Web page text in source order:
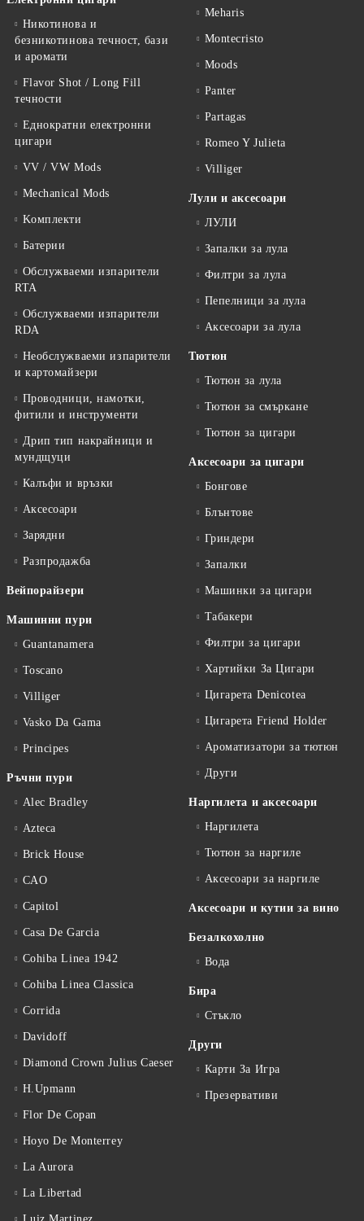
Никотинова и
безникотинова течност, бази
и аромати
Flavor Shot / Long Fill
течности
Еднократни електронни
цигари
VV / VW Mods
Mechanical Mods
Kомплекти
Батерии
Обслужваеми изпарители
RTA
Обслужваеми изпарители
RDA
Необслужваеми изпарители
и картомайзери
Проводници, намотки,
фитили и инструменти
Дрип тип накрайници и
мундщуци
Калъфи и връзки
Аксесоари
Зарядни
Разпродажба
Вейпорайзери
Машинни пури
Guantanamera
Toscano
Villiger
Vasko Da Gama
Principes
Ръчни пури
Alec Bradley
Azteca
Brick House
CAO
Capitol
Casa De Garcia
Cohiba Linea 1942
Cohiba Linea Classica
Corrida
Davidoff
Diamond Crown Julius Caeser
H.Upmann
Flor De Copan
Hoyo De Monterrey
La Aurora
La Libertad
Meharis
Montecristo
Moods
Panter
Partagas
Romeo Y Julieta
Villiger
Лули и аксесоари
ЛУЛИ
Запалки за лула
Филтри за лула
Пепелници за лула
Аксесоари за лула
Тютюн
Тютюн за лула
Тютюн за смъркане
Тютюн за цигари
Аксесоари за цигари
Бонгове
Блънтове
Гриндери
Запалки
Машинки за цигари
Табакери
Филтри за цигари
Хартийки За Цигари
Цигарета Denicotea
Цигарета Friend Holder
Ароматизатори за тютюн
Други
Наргилета и аксесоари
Наргилета
Тютюн за наргиле
Аксесоари за наргиле
Аксесоари и кутии за вино
Безалкохолно
Вода
Бира
Стъкло
Други
Карти За Игра
Презервативи